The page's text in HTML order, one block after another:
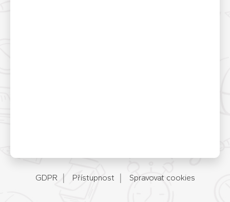
GDPR Přístupnost Spravovat cookies